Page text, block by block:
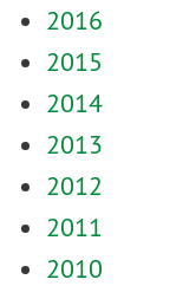
2016
2015
2014
2013
2012
2011
2010